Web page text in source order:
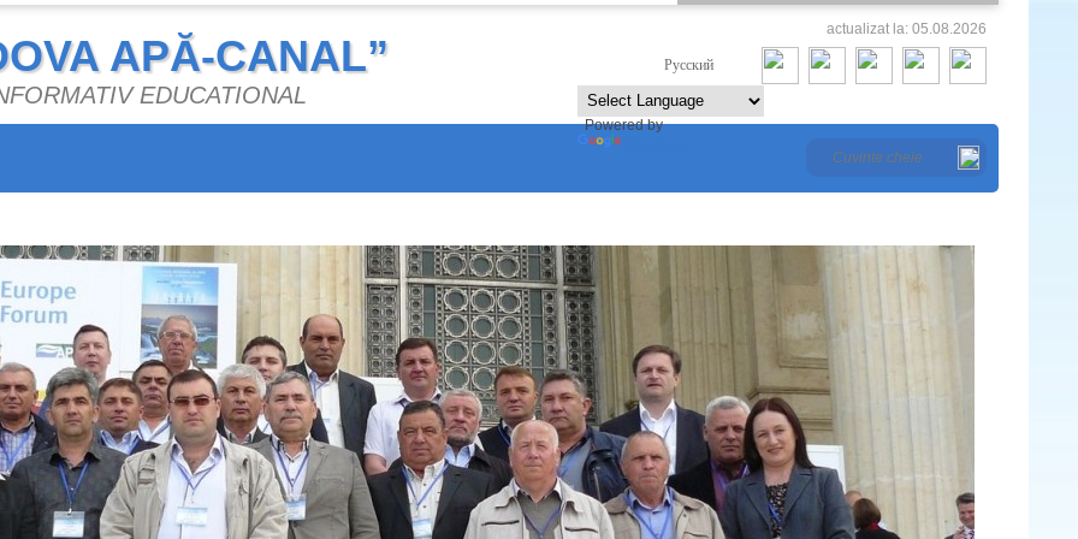
APĂ-CANAL”
EDUCATIONAL
actualizat la: 05.08.2026
Русский
Powered by